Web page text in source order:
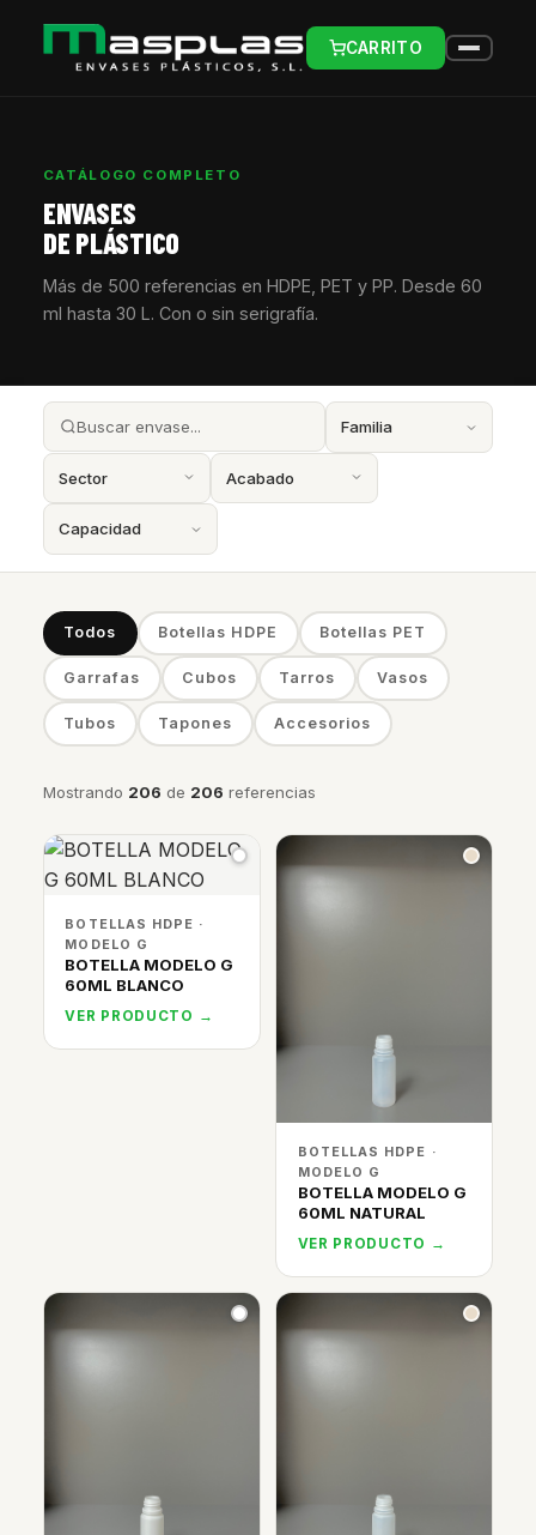
CARRITO
CATÁLOGO COMPLETO
ENVASES
DE PLÁSTICO
Más de 500 referencias en HDPE, PET y PP. Desde 60
ml hasta 30 L. Con o sin serigrafía.
Todos Botellas HDPE Botellas PET
Garrafas Cubos Tarros Vasos
Tubos Tapones Accesorios
Mostrando 206 de 206 referencias
BOTELLAS HDPE ·
MODELO G
BOTELLA MODELO G
60ML BLANCO
VER PRODUCTO →
BOTELLAS HDPE ·
MODELO G
BOTELLA MODELO G
60ML NATURAL
VER PRODUCTO →